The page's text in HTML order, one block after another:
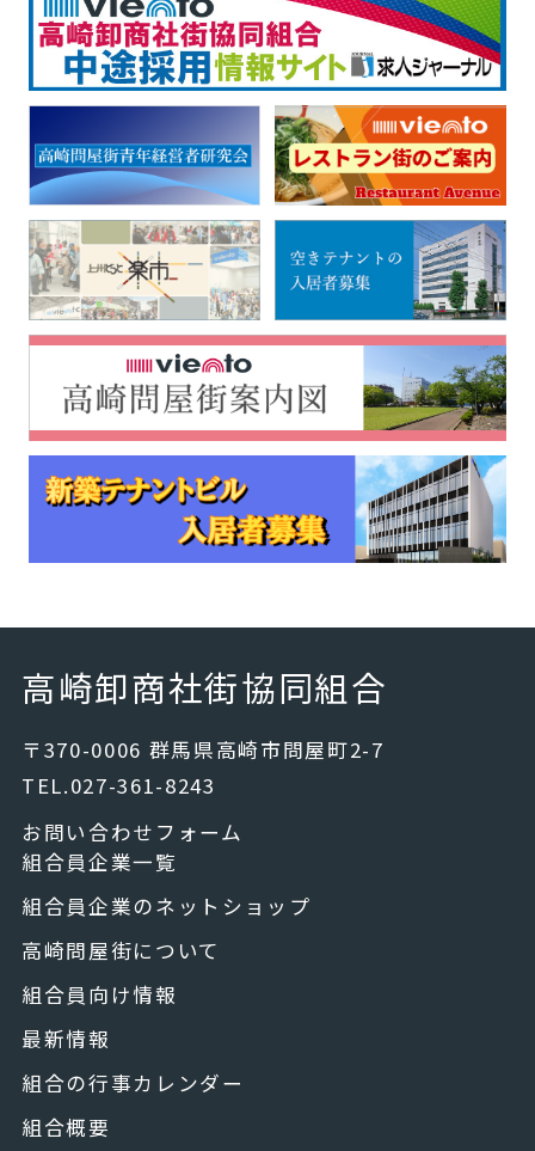
高崎卸商社街協同組合
〒370-0006 群馬県高崎市問屋町2-7
TEL.027-361-8243
お問い合わせフォーム
組合員企業一覧
組合員企業のネットショップ
高崎問屋街について
組合員向け情報
最新情報
組合の行事カレンダー
組合概要